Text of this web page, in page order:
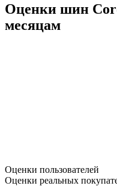
Оценки шин
месяцам
Oценки пользователей
Оценки реальных